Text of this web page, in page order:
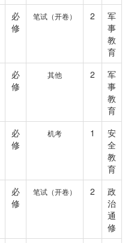
必
修
笔试（开卷） 2
军
事
教
育
必
修
其他 2
军
事
教
育
必
修
机考 1
安
全
教
育
必
修
笔试（开卷） 2
政
治
通
修